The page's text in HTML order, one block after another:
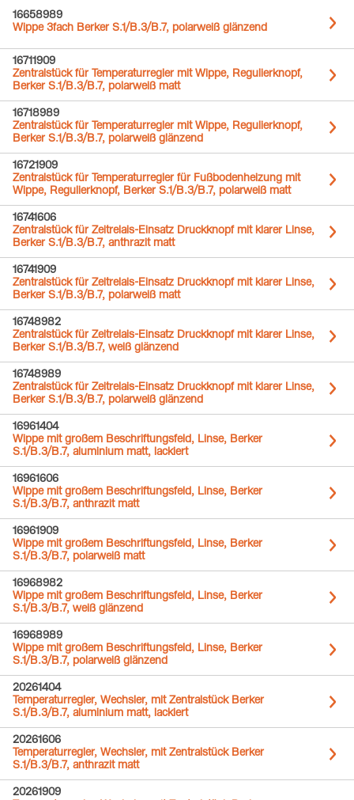
16658989
Wippe 3fach Berker S.1/B.3/B.7, polarweiß glänzend
16711909
Zentralstück für Temperaturregler mit Wippe, Regulierknopf,
Berker S.1/B.3/B.7, polarweiß matt
16718989
Zentralstück für Temperaturregler mit Wippe, Regulierknopf,
Berker S.1/B.3/B.7, polarweiß glänzend
16721909
Zentralstück für Temperaturregler für Fußbodenheizung mit
Wippe, Regulierknopf, Berker S.1/B.3/B.7, polarweiß matt
16741606
Zentralstück für Zeitrelais-Einsatz Druckknopf mit klarer Linse,
Berker S.1/B.3/B.7, anthrazit matt
16741909
Zentralstück für Zeitrelais-Einsatz Druckknopf mit klarer Linse,
Berker S.1/B.3/B.7, polarweiß matt
16748982
Zentralstück für Zeitrelais-Einsatz Druckknopf mit klarer Linse,
Berker S.1/B.3/B.7, weiß glänzend
16748989
Zentralstück für Zeitrelais-Einsatz Druckknopf mit klarer Linse,
Berker S.1/B.3/B.7, polarweiß glänzend
16961404
Wippe mit großem Beschriftungsfeld, Linse, Berker
S.1/B.3/B.7, aluminium matt, lackiert
16961606
Wippe mit großem Beschriftungsfeld, Linse, Berker
S.1/B.3/B.7, anthrazit matt
16961909
Wippe mit großem Beschriftungsfeld, Linse, Berker
S.1/B.3/B.7, polarweiß matt
16968982
Wippe mit großem Beschriftungsfeld, Linse, Berker
S.1/B.3/B.7, weiß glänzend
16968989
Wippe mit großem Beschriftungsfeld, Linse, Berker
S.1/B.3/B.7, polarweiß glänzend
20261404
Temperaturregler, Wechsler, mit Zentralstück Berker
S.1/B.3/B.7, aluminium matt, lackiert
20261606
Temperaturregler, Wechsler, mit Zentralstück Berker
S.1/B.3/B.7, anthrazit matt
20261909